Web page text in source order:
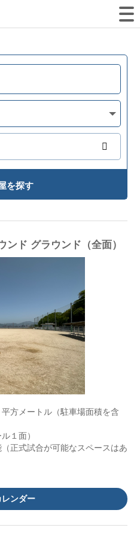
を探す
ンド グラウンド（全面）
方メートル（駐車場面積を含
１面）
正式試合が可能なスペースはあ
レンダー